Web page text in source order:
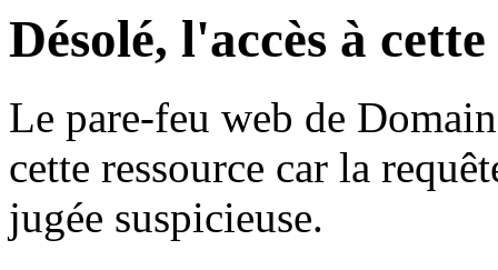
Désolé, l'accès à
Le pare-feu web de
cette ressource car la
jugée suspicieuse.